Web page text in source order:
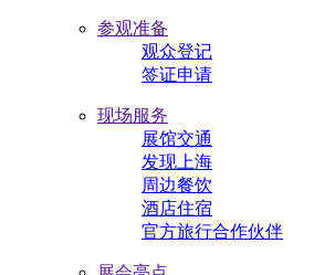
参观准备
观众登记
签证申请
现场服务
展馆交通
发现上海
周边餐饮
酒店住宿
官方旅行合作伙伴